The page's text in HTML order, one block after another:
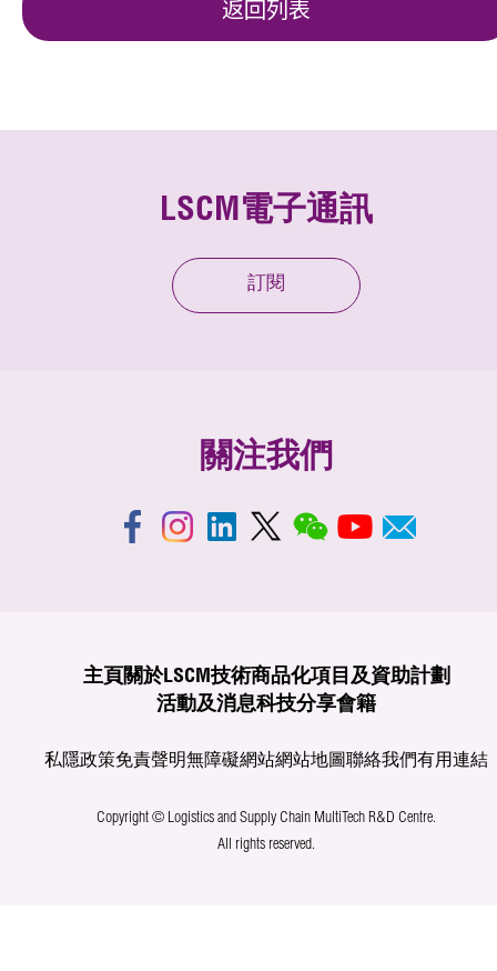
返回列表
LSCM電子通訊
訂閱
關注我們
主頁 關於LSCM技術商品化項目及資助計劃
活動及消息科技分享會籍
私隱政策免責聲明無障礙網站網站地圖聯絡我們有用連結
Copyright © Logistics and Supply Chain MultiTech R&D Centre.
All rights reserved.